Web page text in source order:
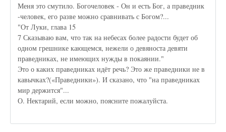
Меня это смутило. Богочеловек - Он и есть Бог, а праведник
-человек, его разве можно сравнивать с Богом?...
"От Луки, глава 15
7 Сказываю вам, что так на небесах более радости будет об
одном грешнике кающемся, нежели о девяноста девяти
праведниках, не имеющих нужды в покаянии."
Это о каких праведниках идёт речь? Это же праведники не в
кавычках?(«Праведники»). И сказано, что "на праведниках
мир держится"...
О. Нектарий, если можно, поясните пожалуйста.